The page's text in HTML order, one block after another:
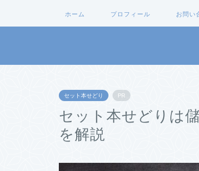
ホーム プロフィール お問い
セット本せどり PR
セット本せどりは
を解説